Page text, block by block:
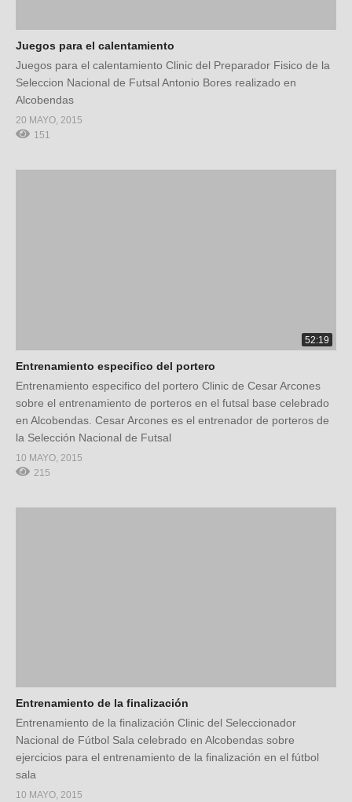
Juegos para el calentamiento
Juegos para el calentamiento Clinic del Preparador Fisico de la
Seleccion Nacional de Futsal Antonio Bores realizado en
Alcobendas
20 MAYO, 2015
151
52:19
Entrenamiento especifico del portero
Entrenamiento especifico del portero Clinic de Cesar Arcones
sobre el entrenamiento de porteros en el futsal base celebrado
en Alcobendas. Cesar Arcones es el entrenador de porteros de
la Selección Nacional de Futsal
10 MAYO, 2015
215
Entrenamiento de la finalización
Entrenamiento de la finalización Clinic del Seleccionador
Nacional de Fútbol Sala celebrado en Alcobendas sobre
ejercicios para el entrenamiento de la finalización en el fútbol
sala
10 MAYO, 2015